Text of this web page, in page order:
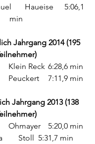
min
Jahrgang 2014 (195
48. 	Rafael 	Klein Reck 	6:28,6 min
107.	 Liam 	Peuckert 	7:11,9 min
Jahrgang 2013 (138
🥇	Linda	Ohmayer	5:20,0 min
🥉 	Verena 	Stoll 	5:31,7 min